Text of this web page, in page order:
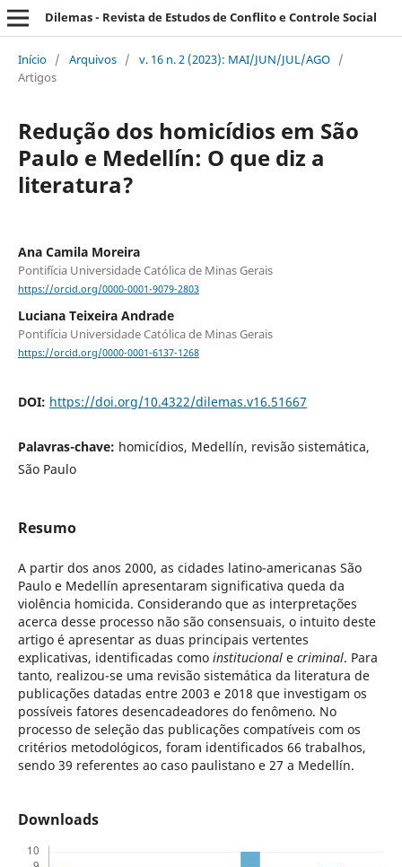
Dilemas - Revista de Estudos de Conflito e Controle Social
Início / Arquivos / v. 16 n. 2 (2023): MAI/JUN/JUL/AGO /
Artigos
Redução dos homicídios em São
Paulo e Medellín: O que diz a
literatura?
Ana Camila Moreira
Pontifícia Universidade Católica de Minas Gerais
https://orcid.org/0000-0001-9079-2803
Luciana Teixeira Andrade
Pontifícia Universidade Católica de Minas Gerais
https://orcid.org/0000-0001-6137-1268
DOI: https://doi.org/10.4322/dilemas.v16.51667
Palavras-chave: homicídios, Medellín, revisão sistemática,
São Paulo
Resumo
A partir dos anos 2000, as cidades latino-americanas São
Paulo e Medellín apresentaram significativa queda da
violência homicida. Considerando que as interpretações
acerca desse processo não são consensuais, o intuito deste
artigo é apresentar as duas principais vertentes
explicativas, identificadas como institucionale criminal. Para
tanto, realizou-se uma revisão sistemática da literatura de
publicações datadas entre 2003 e 2018 que investigam os
possíveis fatores desencadeadores do fenômeno. No
processo de seleção das publicações compatíveis com os
critérios metodológicos, foram identificados 66 trabalhos,
sendo 39 referentes ao caso paulistano e 27 a Medellín.
Downloads